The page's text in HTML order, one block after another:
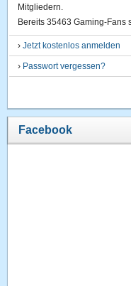
Mitgliedern.
Bereits 35463 Gaming-Fans
›Jetzt kostenlos anmelden
› Passwort vergessen?
Facebook